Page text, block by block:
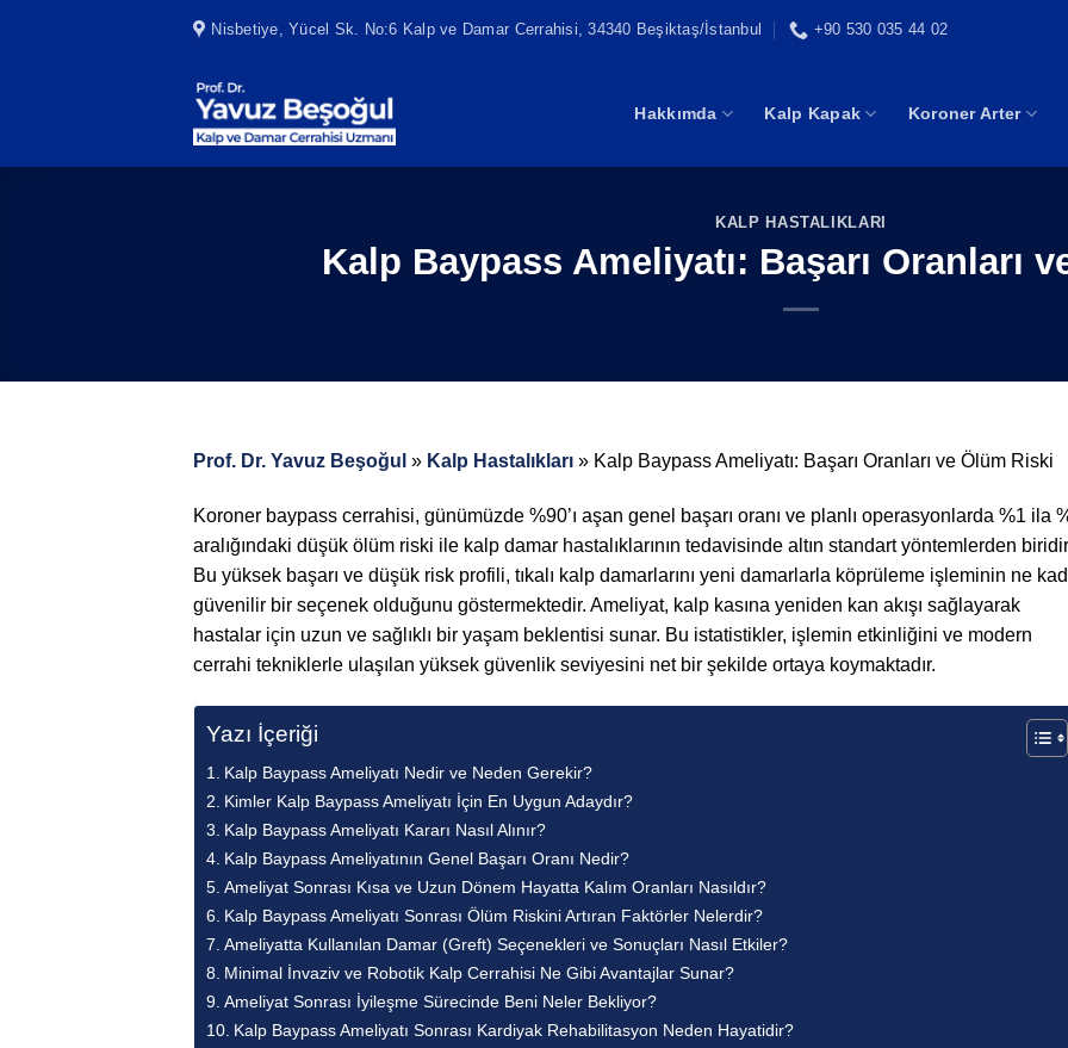
Nisbetiye, Yücel Sk. No:6 Kalp ve Damar Cerrahisi, 34340 Beşiktaş/İstanbul +90 530 035 44 02
Hakkımda Kalp Kapak Koroner Arter
KALP HASTALIKLARI
Kalp Baypass Ameliyatı: Başarı Oranları
Prof. Dr. Yavuz Beşoğul » Kalp Hastalıkları » Kalp Baypass Ameliyatı: Başarı Oranları ve Ölüm Riski
Koroner baypass cerrahisi, günümüzde %90’ı aşan genel başarı oranı ve planlı operasyonlarda %1 ila
aralığındaki düşük ölüm riski ile kalp damar hastalıklarının tedavisinde altın standart yöntemlerden
Bu yüksek başarı ve düşük risk profili, tıkalı kalp damarlarını yeni damarlarla köprüleme işleminin ne
güvenilir bir seçenek olduğunu göstermektedir. Ameliyat, kalp kasına yeniden kan akışı sağlayarak
hastalar için uzun ve sağlıklı bir yaşam beklentisi sunar. Bu istatistikler, işlemin etkinliğini ve modern
cerrahi tekniklerle ulaşılan yüksek güvenlik seviyesini net bir şekilde ortaya koymaktadır.
Yazı İçeriği
Kalp Baypass Ameliyatı Nedir ve Neden Gerekir?
Kimler Kalp Baypass Ameliyatı İçin En Uygun Adaydır?
Kalp Baypass Ameliyatı Kararı Nasıl Alınır?
Kalp Baypass Ameliyatının Genel Başarı Oranı Nedir?
Ameliyat Sonrası Kısa ve Uzun Dönem Hayatta Kalım Oranları Nasıldır?
Kalp Baypass Ameliyatı Sonrası Ölüm Riskini Artıran Faktörler Nelerdir?
Ameliyatta Kullanılan Damar (Greft) Seçenekleri ve Sonuçları Nasıl Etkiler?
Minimal İnvaziv ve Robotik Kalp Cerrahisi Ne Gibi Avantajlar Sunar?
Ameliyat Sonrası İyileşme Sürecinde Beni Neler Bekliyor?
Kalp Baypass Ameliyatı Sonrası Kardiyak Rehabilitasyon Neden Hayatidir?